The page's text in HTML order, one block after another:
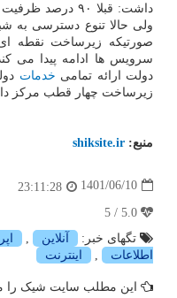
داشت: قبلا ۹۰
ولی حالا تنوع دسترسی به
صورتیکه زیرساخت نقطه
سرویس ها ادامه پیدا می
دولت ارائه تمامی خدمات
زیرساخت چهار قطب مرکز
منبع: shiksite.ir
1401/06/10
23:11:28
تگهای خبر:
آنلاین
اطلاعات
اینترنت
این مطلب سایت شیک را